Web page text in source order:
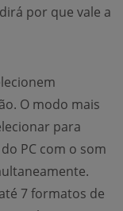
por que vale a
O modo mais
para
PC com o som
7 formatos de